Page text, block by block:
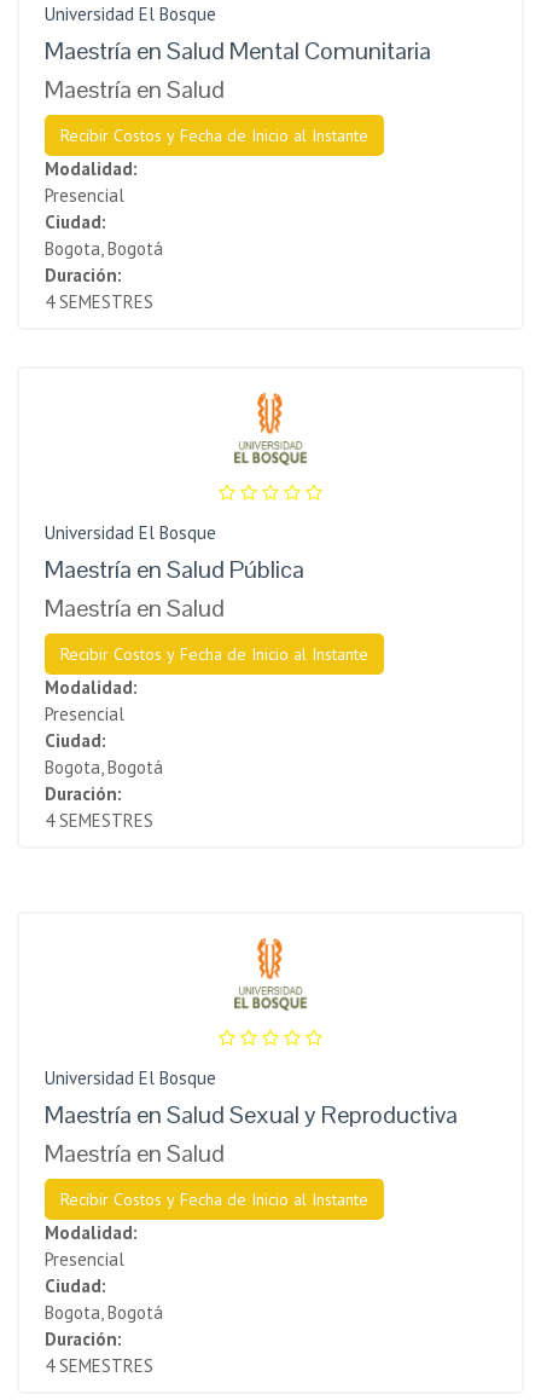
Universidad El Bosque
Maestría en Salud Mental Comunitaria
Maestría en Salud
Recibir Costos y Fecha de Inicio al Instante
Modalidad:
Presencial
Ciudad:
Bogota, Bogotá
Duración:
4 SEMESTRES
Universidad El Bosque
Maestría en Salud Pública
Maestría en Salud
Recibir Costos y Fecha de Inicio al Instante
Modalidad:
Presencial
Ciudad:
Bogota, Bogotá
Duración:
4 SEMESTRES
Universidad El Bosque
Maestría en Salud Sexual y Reproductiva
Maestría en Salud
Recibir Costos y Fecha de Inicio al Instante
Modalidad:
Presencial
Ciudad:
Bogota, Bogotá
Duración:
4 SEMESTRES